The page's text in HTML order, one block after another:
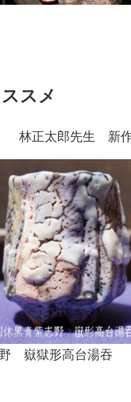
スメ
林正太郎先生 新
嶽獄形高台湯吞